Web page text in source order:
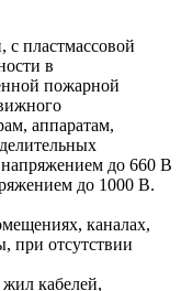
пластмассовой
в
пожарной
аппаратам,
до 660 В
до 1000 В.
каналах,
при отсутствии
кабелей,